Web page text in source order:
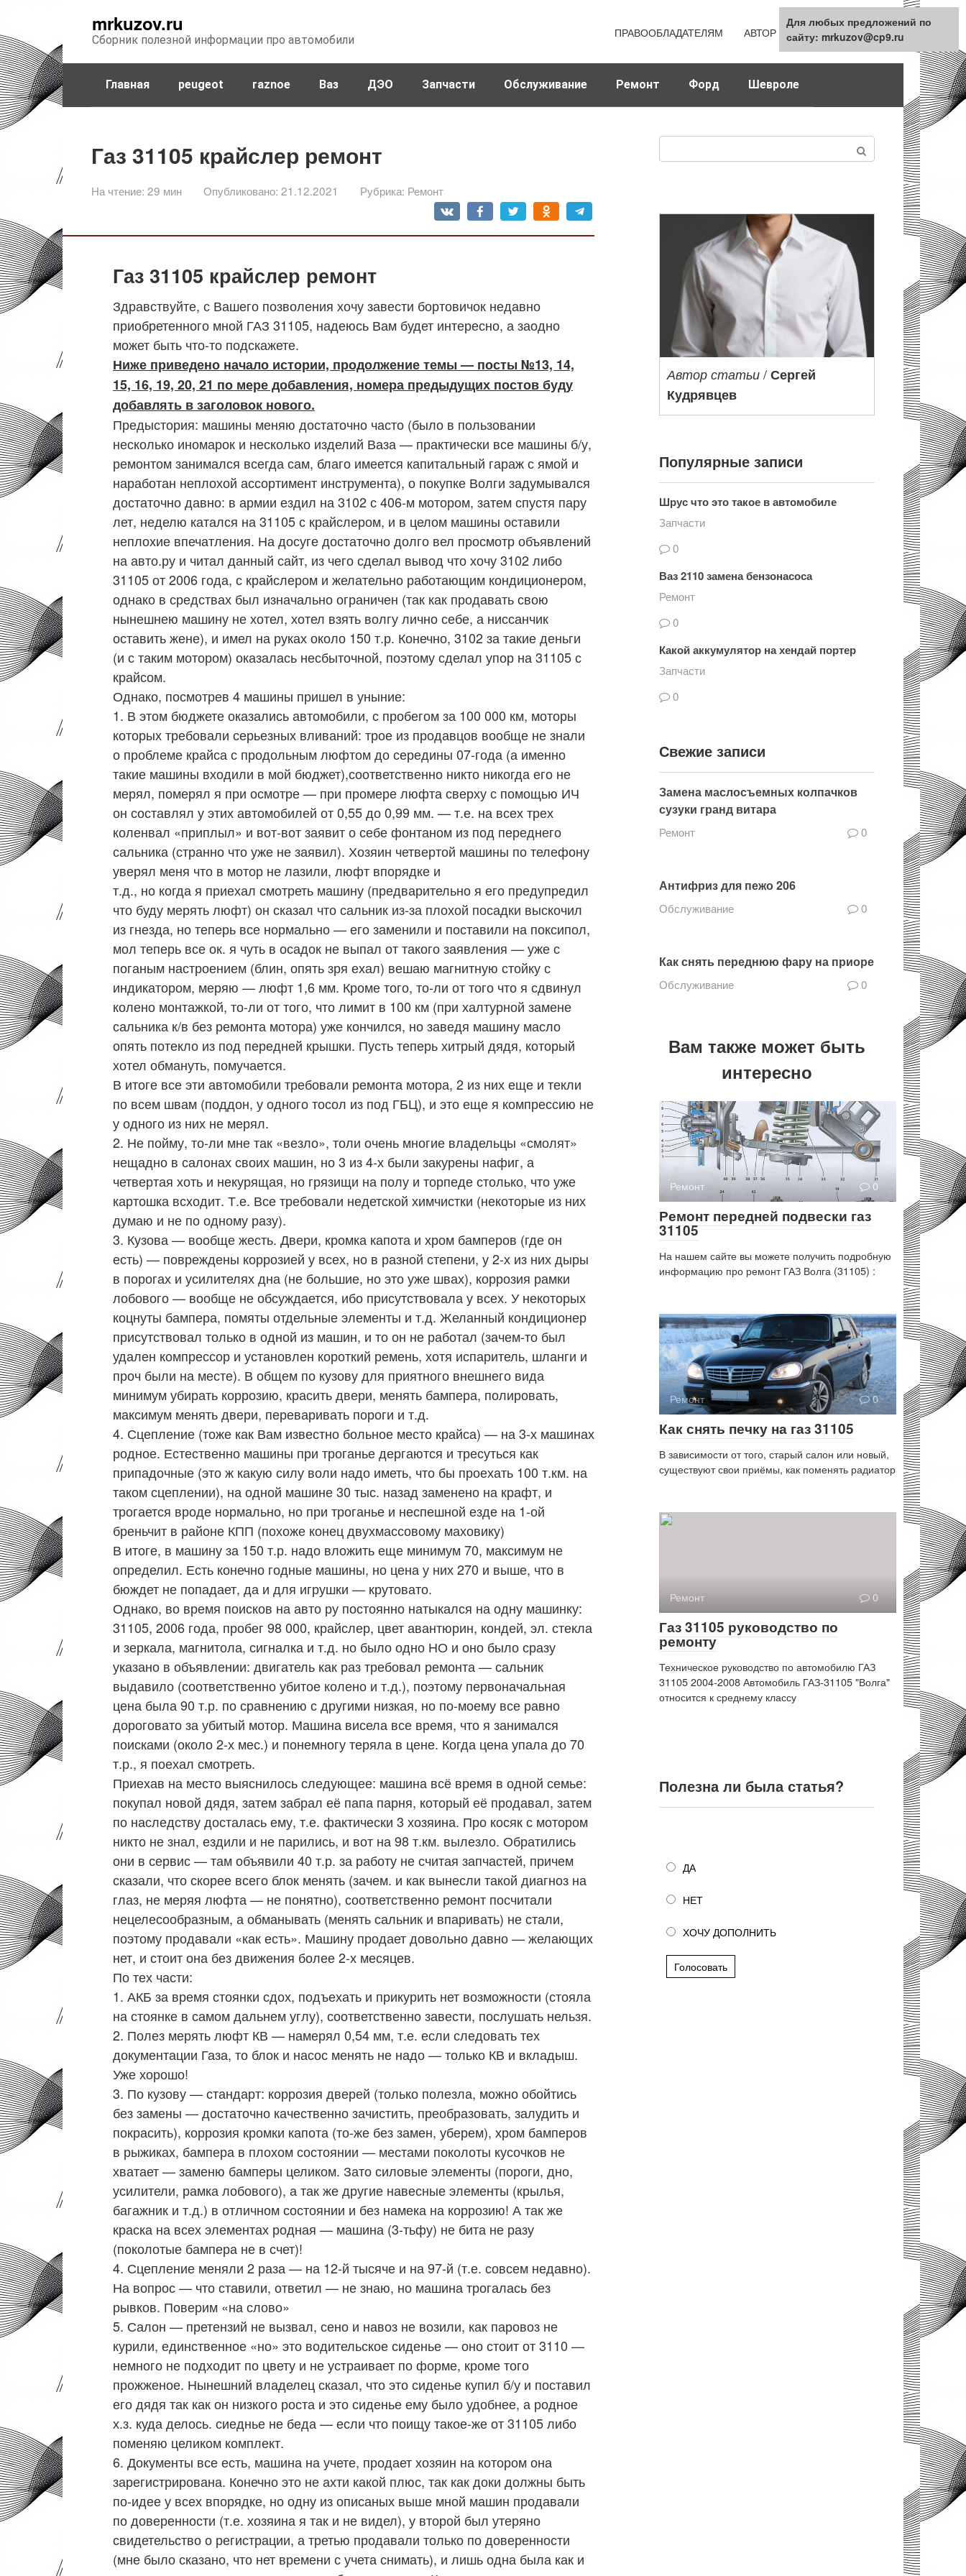
контенту
mrkuzov.ru
Сборник полезной информации про автомобили
ПРАВООБЛАДАТЕЛЯМ АВТОР КАРТА САЙТА
Главная peugeot raznoe Ваз ДЭО Запчасти Обслуживание Ремонт Форд Шевроле
Газ 31105 крайслер ремонт
На чтение: 29 мин Опубликовано: 21.12.2021 Рубрика: Ремонт
Газ 31105 крайслер ремонт
Здравствуйте, с Вашего позволения хочу завести бортовичок недавно
приобретенного мной ГАЗ 31105, надеюсь Вам будет интересно, а заодно
может быть что-то подскажете.
Ниже приведено начало истории, продолжение темы — посты №13, 14,
15, 16, 19, 20, 21 по мере добавления, номера предыдущих постов буду
добавлять в заголовок нового.
Предыстория: машины меняю достаточно часто (было в пользовании
несколько иномарок и несколько изделий Ваза — практически все машины б/у,
ремонтом занимался всегда сам, благо имеется капитальный гараж с ямой и
наработан неплохой ассортимент инструмента), о покупке Волги задумывался
достаточно давно: в армии ездил на 3102 с 406-м мотором, затем спустя пару
лет, неделю катался на 31105 с крайслером, и в целом машины оставили
неплохие впечатления. На досуге достаточно долго вел просмотр объявлений
на авто.ру и читал данный сайт, из чего сделал вывод что хочу 3102 либо
31105 от 2006 года, с крайслером и желательно работающим кондиционером,
однако в средствах был изначально ограничен (так как продавать свою
нынешнею машину не хотел, хотел взять волгу лично себе, а ниссанчик
оставить жене), и имел на руках около 150 т.р. Конечно, 3102 за такие деньги
(и с таким мотором) оказалась несбыточной, поэтому сделал упор на 31105 с
крайсом.
Однако, посмотрев 4 машины пришел в уныние:
1. В этом бюджете оказались автомобили, с пробегом за 100 000 км, моторы
которых требовали серьезных вливаний: трое из продавцов вообще не знали
о проблеме крайса с продольным люфтом до середины 07-года (а именно
такие машины входили в мой бюджет),соответственно никто никогда его не
мерял, померял я при осмотре — при промере люфта сверху с помощью ИЧ
он составлял у этих автомобилей от 0,55 до 0,99 мм. — т.е. на всех трех
коленвал «приплыл» и вот-вот заявит о себе фонтаном из под переднего
сальника (странно что уже не заявил). Хозяин четвертой машины по телефону
уверял меня что в мотор не лазили, люфт впорядке и
т.д., но когда я приехал смотреть машину (предварительно я его предупредил
что буду мерять люфт) он сказал что сальник из-за плохой посадки выскочил
из гнезда, но теперь все нормально — его заменили и поставили на поксипол,
мол теперь все ок. я чуть в осадок не выпал от такого заявления — уже с
поганым настроением (блин, опять зря ехал) вешаю магнитную стойку с
индикатором, меряю — люфт 1,6 мм. Кроме того, то-ли от того что я сдвинул
колено монтажкой, то-ли от того, что лимит в 100 км (при халтурной замене
сальника к/в без ремонта мотора) уже кончился, но заведя машину масло
опять потекло из под передней крышки. Пусть теперь хитрый дядя, который
хотел обмануть, помучается.
В итоге все эти автомобили требовали ремонта мотора, 2 из них еще и текли
по всем швам (поддон, у одного тосол из под ГБЦ), и это еще я компрессию не
у одного из них не мерял.
2. Не пойму, то-ли мне так «везло», толи очень многие владельцы «смолят»
нещадно в салонах своих машин, но 3 из 4-х были закурены нафиг, а
четвертая хоть и некурящая, но грязищи на полу и торпеде столько, что уже
картошка всходит. Т.е. Все требовали недетской химчистки (некоторые из них
думаю и не по одному разу).
3. Кузова — вообще жесть. Двери, кромка капота и хром бамперов (где он
есть) — повреждены коррозией у всех, но в разной степени, у 2-х из них дыры
в порогах и усилителях дна (не большие, но это уже швах), коррозия рамки
лобового — вообще не обсуждается, ибо присутствовала у всех. У некоторых
коцнуты бампера, помяты отдельные элементы и т.д. Желанный кондиционер
присутствовал только в одной из машин, и то он не работал (зачем-то был
удален компрессор и установлен короткий ремень, хотя испаритель, шланги и
проч были на месте). В общем по кузову для приятного внешнего вида
минимум убирать коррозию, красить двери, менять бампера, полировать,
максимум менять двери, переваривать пороги и т.д.
4. Сцепление (тоже как Вам известно больное место крайса) — на 3-х машинах
родное. Естественно машины при троганье дергаются и тресуться как
припадочные (это ж какую силу воли надо иметь, что бы проехать 100 т.км. на
таком сцеплении), на одной машине 30 тыс. назад заменено на крафт, и
трогается вроде нормально, но при троганье и неспешной езде на 1-ой
бреньчит в районе КПП (похоже конец двухмассовому маховику)
В итоге, в машину за 150 т.р. надо вложить еще минимум 70, максимум не
определил. Есть конечно годные машины, но цена у них 270 и выше, что в
бюждет не попадает, да и для игрушки — крутовато.
Однако, во время поисков на авто ру постоянно натыкался на одну машинку:
31105, 2006 года, пробег 98 000, крайслер, цвет авантюрин, кондей, эл. стекла
и зеркала, магнитола, сигналка и т.д. но было одно НО и оно было сразу
указано в объявлении: двигатель как раз требовал ремонта — сальник
выдавило (соответственно убитое колено и т.д.), поэтому первоначальная
цена была 90 т.р. по сравнению с другими низкая, но по-моему все равно
дороговато за убитый мотор. Машина висела все время, что я занимался
поисками (около 2-х мес.) и понемногу теряла в цене. Когда цена упала до 70
т.р., я поехал смотреть.
Приехав на место выяснилось следующее: машина всё время в одной семье:
покупал новой дядя, затем забрал её папа парня, который её продавал, затем
по наследству досталась ему, т.е. фактически 3 хозяина. Про косяк с мотором
никто не знал, ездили и не парились, и вот на 98 т.км. вылезло. Обратились
они в сервис — там объявили 40 т.р. за работу не считая запчастей, причем
сказали, что скорее всего блок менять (зачем. и как вынесли такой диагноз на
глаз, не меряя люфта — не понятно), соответственно ремонт посчитали
нецелесообразным, а обманывать (менять сальник и впаривать) не стали,
поэтому продавали «как есть». Машину продает довольно давно — желающих
нет, и стоит она без движения более 2-х месяцев.
По тех части:
1. АКБ за время стоянки сдох, подъехать и прикурить нет возможности (стояла
на стоянке в самом дальнем углу), соответственно завести, послушать нельзя.
2. Полез мерять люфт КВ — намерял 0,54 мм, т.е. если следовать тех
документации Газа, то блок и насос менять не надо — только КВ и вкладыш.
Уже хорошо!
3. По кузову — стандарт: коррозия дверей (только полезла, можно обойтись
без замены — достаточно качественно зачистить, преобразовать, залудить и
покрасить), коррозия кромки капота (то-же без замен, уберем), хром бамперов
в рыжиках, бампера в плохом состоянии — местами поколоты кусочков не
хватает — заменю бамперы целиком. Зато силовые элементы (пороги, дно,
усилители, рамка лобового), а так же другие навесные элементы (крылья,
багажник и т.д.) в отличном состоянии и без намека на коррозию! А так же
краска на всех элементах родная — машина (3-тьфу) не бита не разу
(поколотые бампера не в счет)!
4. Сцепление меняли 2 раза — на 12-й тысяче и на 97-й (т.е. совсем недавно).
На вопрос — что ставили, ответил — не знаю, но машина трогалась без
рывков. Поверим «на слово»
5. Салон — претензий не вызвал, сено и навоз не возили, как паровоз не
курили, единственное «но» это водительское сиденье — оно стоит от 3110 —
немного не подходит по цвету и не устраивает по форме, кроме того
прожженое. Нынешний владелец сказал, что это сиденье купил б/у и поставил
его дядя так как он низкого роста и это сиденье ему было удобнее, а родное
х.з. куда делось. сиеднье не беда — если что поищу такое-же от 31105 либо
поменяю целиком комплект.
6. Документы все есть, машина на учете, продает хозяин на котором она
зарегистрирована. Конечно это не ахти какой плюс, так как доки должны быть
по-идее у всех впорядке, но одну из описаных выше мной машин продавали
по доверенности (т.е. хозяина я так и не видел), у второй был утеряно
свидетельство о регистрации, а третью продавали только по доверенности
(мне было сказано, что нет времени с учета снимать), и лишь одна была как и
Автор статьи /Сергей
Кудрявцев
Популярные записи
Шрус что это такое в автомобиле
Запчасти
0
Ваз 2110 замена бензонасоса
Ремонт
0
Какой аккумулятор на хендай портер
Запчасти
0
Свежие записи
Замена маслосъемных колпачков
сузуки гранд витара
Ремонт 0
Антифриз для пежо 206
Обслуживание 0
Как снять переднюю фару на приоре
Обслуживание 0
Вам также может быть
интересно
Ремонт 0
Ремонт передней подвески газ
31105
На нашем сайте вы можете получить подробную
информацию про ремонт ГАЗ Волга (31105) :
Ремонт 0
Как снять печку на газ 31105
В зависимости от того, старый салон или новый,
существуют свои приёмы, как поменять радиатор
Ремонт 0
Газ 31105 руководство по
ремонту
Техническое руководство по автомобилю ГАЗ
31105 2004-2008 Автомобиль ГАЗ-31105 "Волга"
относится к среднему классу
Полезна ли была статья?
ДА
НЕТ
ХОЧУ ДОПОЛНИТЬ
Голосовать
Для любых предложений по
сайту: mrkuzov@cp9.ru
Для любых предложений по
сайту: mrkuzov@cp9.ru